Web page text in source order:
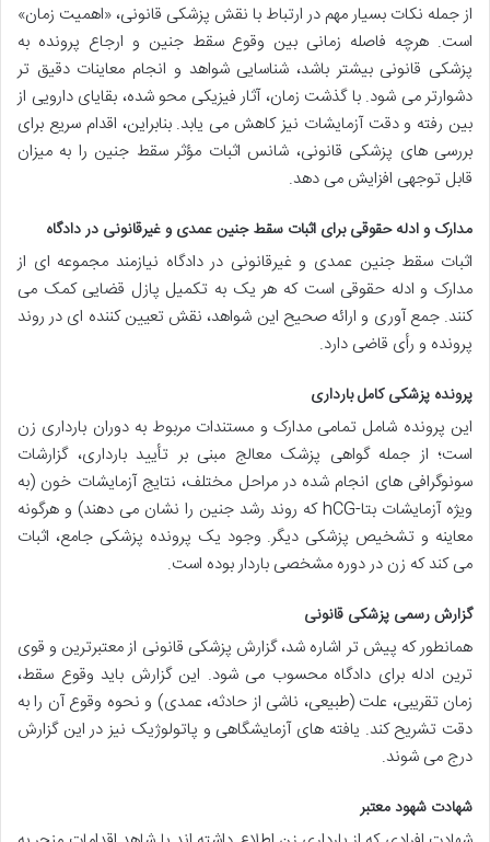
از جمله نکات بسیار مهم در ارتباط با نقش پزشکی قانونی، «اهمیت زمان»
است. هرچه فاصله زمانی بین وقوع سقط جنین و ارجاع پرونده به
پزشکی قانونی بیشتر باشد، شناسایی شواهد و انجام معاینات دقیق تر
دشوارتر می شود. با گذشت زمان، آثار فیزیکی محو شده، بقایای دارویی از
بین رفته و دقت آزمایشات نیز کاهش می یابد. بنابراین، اقدام سریع برای
بررسی های پزشکی قانونی، شانس اثبات مؤثر سقط جنین را به میزان
قابل توجهی افزایش می دهد.
مدارک و ادله حقوقی برای اثبات سقط جنین عمدی و غیرقانونی در دادگاه
اثبات سقط جنین عمدی و غیرقانونی در دادگاه نیازمند مجموعه ای از
مدارک و ادله حقوقی است که هر یک به تکمیل پازل قضایی کمک می
کنند. جمع آوری و ارائه صحیح این شواهد، نقش تعیین کننده ای در روند
پرونده و رأی قاضی دارد.
پرونده پزشکی کامل بارداری
این پرونده شامل تمامی مدارک و مستندات مربوط به دوران بارداری زن
است؛ از جمله گواهی پزشک معالج مبنی بر تأیید بارداری، گزارشات
سونوگرافی های انجام شده در مراحل مختلف، نتایج آزمایشات خون (به
ویژه آزمایشات بتا-hCG که روند رشد جنین را نشان می دهند) و هرگونه
معاینه و تشخیص پزشکی دیگر. وجود یک پرونده پزشکی جامع، اثبات
می کند که زن در دوره مشخصی باردار بوده است.
گزارش رسمی پزشکی قانونی
همانطور که پیش تر اشاره شد، گزارش پزشکی قانونی از معتبرترین و قوی
ترین ادله برای دادگاه محسوب می شود. این گزارش باید وقوع سقط،
زمان تقریبی، علت (طبیعی، ناشی از حادثه، عمدی) و نحوه وقوع آن را به
دقت تشریح کند. یافته های آزمایشگاهی و پاتولوژیک نیز در این گزارش
درج می شوند.
شهادت شهود معتبر